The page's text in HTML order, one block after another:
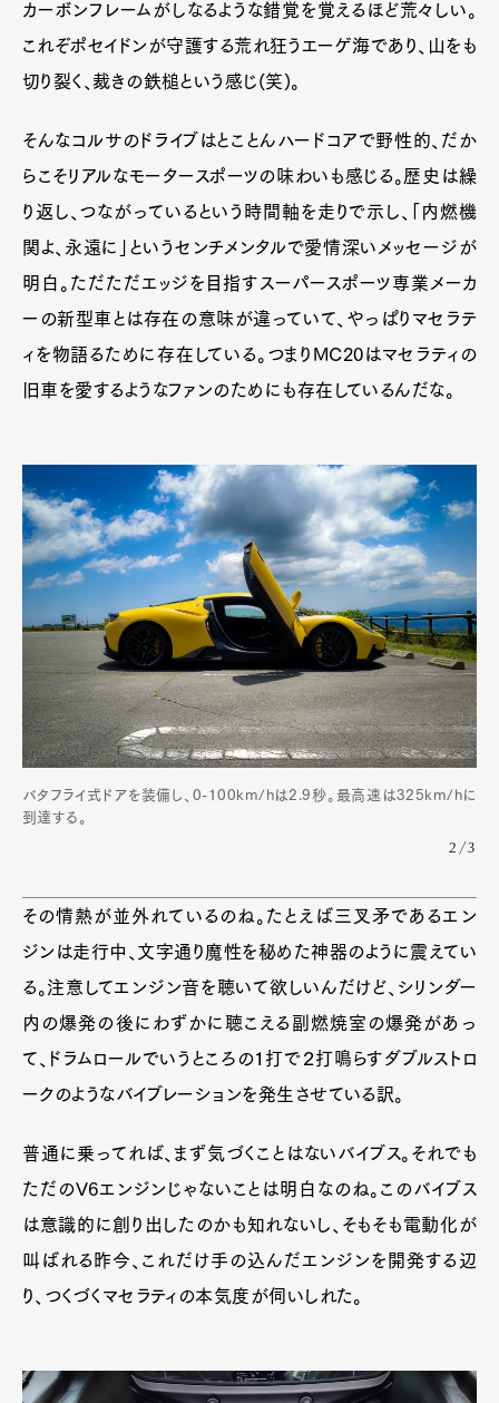
カーボンフレームがしなるような錯覚を覚えるほど荒々しい。
これぞポセイドンが守護する荒れ狂うエーゲ海であり、山をも
切り裂く、裁きの鉄槌という感じ(笑)。
そんなコルサのドライブはとことんハードコアで野性的、だか
らこそリアルなモータースポーツの味わいも感じる。歴史は繰
り返し、つながっているという時間軸を走りで示し、「内燃機
関よ、永遠に」というセンチメンタルで愛情深いメッセージが
明白。ただただエッジを目指すスーパースポーツ専業メーカ
ーの新型車とは存在の意味が違っていて、やっぱりマセラテ
ィを物語るために存在している。つまりMC20はマセラティの
旧車を愛するようなファンのためにも存在しているんだな。
バタフライ式ドアを装備し、0-100km/hは2.9秒。最高速は325km/hに
到達する。
2/3
その情熱が並外れているのね。たとえば三叉矛であるエン
ジンは走行中、文字通り魔性を秘めた神器のように震えてい
る。注意してエンジン音を聴いて欲しいんだけど、シリンダー
内の爆発の後にわずかに聴こえる副燃焼室の爆発があっ
て、ドラムロールでいうところの１打で２打鳴らすダブルストロ
ークのようなバイブレーションを発生させている訳。
普通に乗ってれば、まず気づくことはないバイブス。それでも
ただのV6エンジンじゃないことは明白なのね。このバイブス
は意識的に創り出したのかも知れないし、そもそも電動化が
叫ばれる昨今、これだけ手の込んだエンジンを開発する辺
り、つくづくマセラティの本気度が伺いしれた。